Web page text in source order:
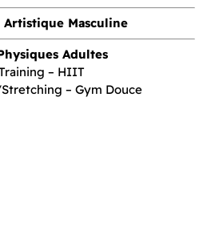
Artistique Masculine
Adultes
– HIIT
– Gym Douce